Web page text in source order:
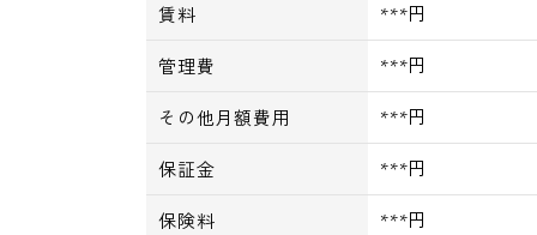
賃料 ***円
管理費 ***円
その他月額費用 ***円
保証金 ***円
保険料 ***円